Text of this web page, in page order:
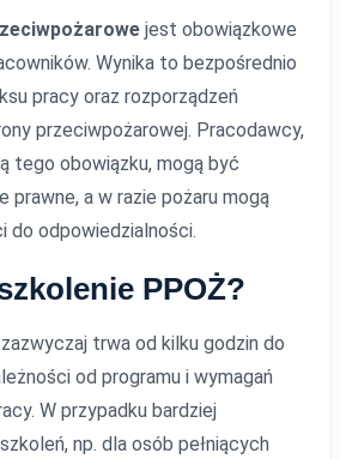
jest obowiązkowe
Wynika to bezpośrednio
pracy oraz rozporządzeń
przeciwpożarowej. Pracodawcy,
tego obowiązku, mogą być
prawne, a w razie pożaru mogą
do odpowiedzialności.
PPOŻ?
zazwyczaj trwa od kilku godzin do
od programu i wymagań
W przypadku bardziej
np. dla osób pełniących